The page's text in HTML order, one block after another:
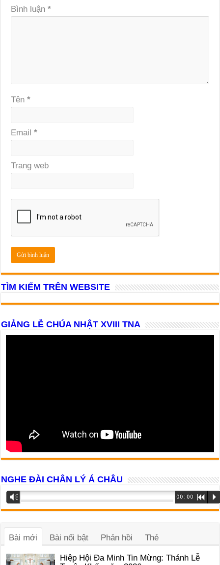
Bình luận*
Tên*
Email*
Trang web
TÌM KIẾM TRÊN WEBSITE
GIẢNG LỄ CHÚA NHẬT XVIII TNA
NGHE ĐÀI CHÂN LÝ Á CHÂU
Trình
phát
âm
Vm 00:00 R P
Bài mới Bài nổi bật Phản hồi Thẻ
Hiệp Hội Đa Minh Tin Mừng: Thánh Lễ